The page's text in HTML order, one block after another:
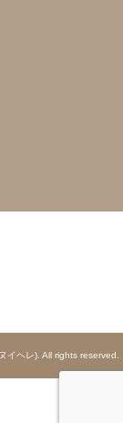
イヘレ). All rights reserved.